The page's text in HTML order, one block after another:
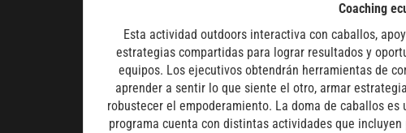
Coaching
Esta actividad outdoors interactiva con caballos,
estrategias compartidas para lograr resultados y
equipos. Los ejecutivos obtendrán herramientas de
aprender a sentir lo que siente el otro, armar
robustecer el empoderamiento. La doma de caballos
programa cuenta con distintas actividades que